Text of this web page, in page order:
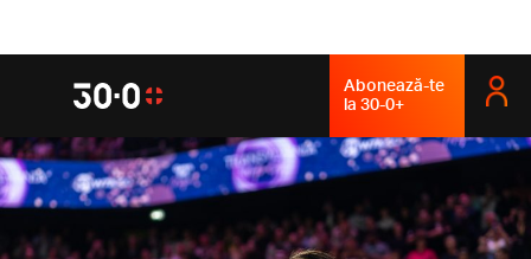
Abonează-te
la 30-0+